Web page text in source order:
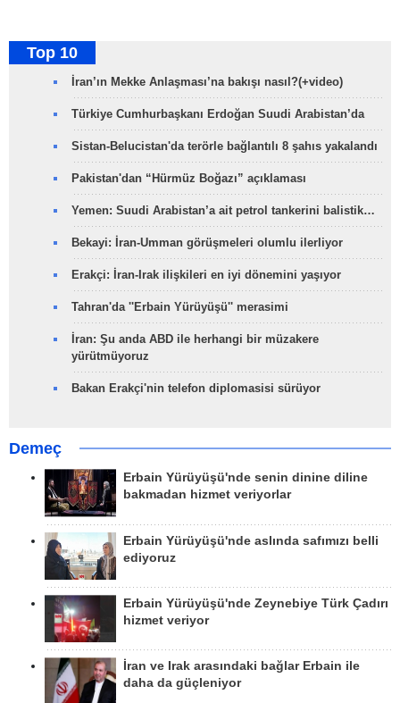
Top 10
İran’ın Mekke Anlaşması’na bakışı nasıl?(+video)
Türkiye Cumhurbaşkanı Erdoğan Suudi Arabistan’da
Sistan-Belucistan'da terörle bağlantılı 8 şahıs yakalandı
Pakistan'dan “Hürmüz Boğazı” açıklaması
Yemen: Suudi Arabistan’a ait petrol tankerini balistik…
Bekayi: İran-Umman görüşmeleri olumlu ilerliyor
Erakçi: İran-Irak ilişkileri en iyi dönemini yaşıyor
Tahran'da ''Erbain Yürüyüşü'' merasimi
İran: Şu anda ABD ile herhangi bir müzakere
yürütmüyoruz
Bakan Erakçi'nin telefon diplomasisi sürüyor
Demeç
Erbain Yürüyüşü'nde senin dinine diline
bakmadan hizmet veriyorlar
Erbain Yürüyüşü'nde aslında safımızı belli
ediyoruz
Erbain Yürüyüşü'nde Zeynebiye Türk Çadırı
hizmet veriyor
İran ve Irak arasındaki bağlar Erbain ile
daha da güçleniyor